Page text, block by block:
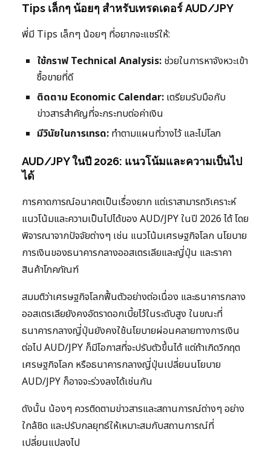
Tips เล็กๆ น้อยๆ สำหรับเทรดเดอร์ AUD/JPY
พี่มี Tips เล็กๆ น้อยๆ ที่อยากจะแชร์ให้:
ใช้กราฟ Technical Analysis: ช่วยในการหาจังหวะเข้า
ซื้อขายที่ดี
ติดตาม Economic Calendar: เตรียมรับมือกับ
ข่าวสารสำคัญที่จะกระทบต่อค่าเงิน
มีวินัยในการเทรด: ทำตามแผนที่วางไว้ และไม่โลภ
AUD/JPY ในปี 2026: แนวโน้มและความเป็นไป
ได้
การคาดการณ์อนาคตเป็นเรื่องยาก แต่เราสามารถวิเคราะห์
แนวโน้มและความเป็นไปได้ของ AUD/JPY ในปี 2026 ได้ โดย
พิจารณาจากปัจจัยต่างๆ เช่น แนวโน้มเศรษฐกิจโลก นโยบาย
การเงินของธนาคารกลางออสเตรเลียและญี่ปุ่น และราคา
สินค้าโภคภัณฑ์
สมมติว่าเศรษฐกิจโลกฟื้นตัวอย่างต่อเนื่อง และธนาคารกลาง
ออสเตรเลียยังคงอัตราดอกเบี้ยไว้ในระดับสูง ในขณะที่
ธนาคารกลางญี่ปุ่นยังคงใช้นโยบายผ่อนคลายทางการเงิน
ต่อไป AUD/JPY ก็มีโอกาสที่จะปรับตัวขึ้นได้ แต่ถ้าเกิดวิกฤต
เศรษฐกิจโลก หรือธนาคารกลางญี่ปุ่นเปลี่ยนนโยบาย
AUD/JPY ก็อาจจะร่วงลงได้เช่นกัน
ดังนั้น น้องๆ ควรติดตามข่าวสารและสถานการณ์ต่างๆ อย่าง
ใกล้ชิด และปรับกลยุทธ์ให้เหมาะสมกับสถานการณ์ที่
เปลี่ยนแปลงไป